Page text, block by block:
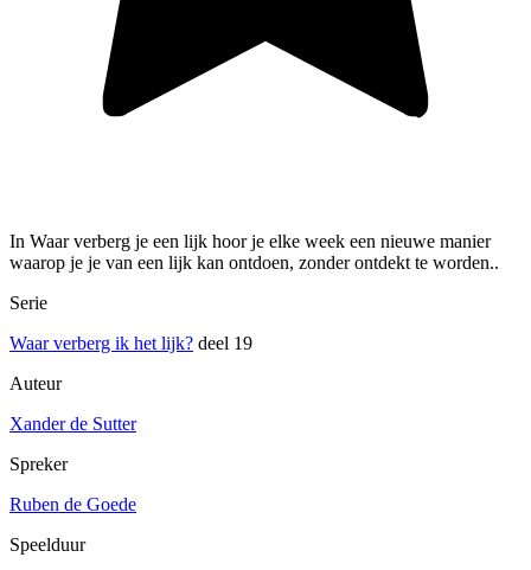
In Waar verberg je een lijk hoor je elke week een nieuwe manier
waarop je je van een lijk kan ontdoen, zonder ontdekt te worden..
Serie
Waar verberg ik het lijk? deel 19
Auteur
Xander de Sutter
Spreker
Ruben de Goede
Speelduur